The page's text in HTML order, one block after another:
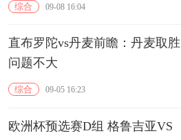
综合 09-08 16:04
直布罗陀vs丹麦前瞻：丹麦取胜
问题不大
综合 09-05 16:23
欧洲杯预选赛D组 格鲁吉亚VS